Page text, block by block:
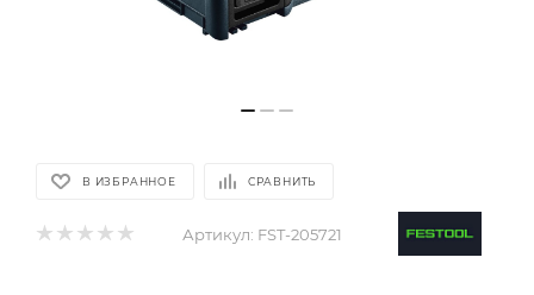
В ИЗБРАННОЕ СРАВНИТЬ
Артикул: FST-205721